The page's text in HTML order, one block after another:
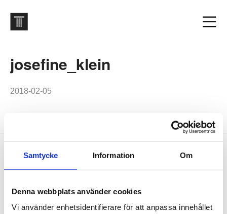
Samtycke Information Om
Denna webbplats använder cookies
Vi använder enhetsidentifierare för att anpassa innehållet
josefine_klein
2018-02-05
Footer
Contact us
we look forward to hearing from you.